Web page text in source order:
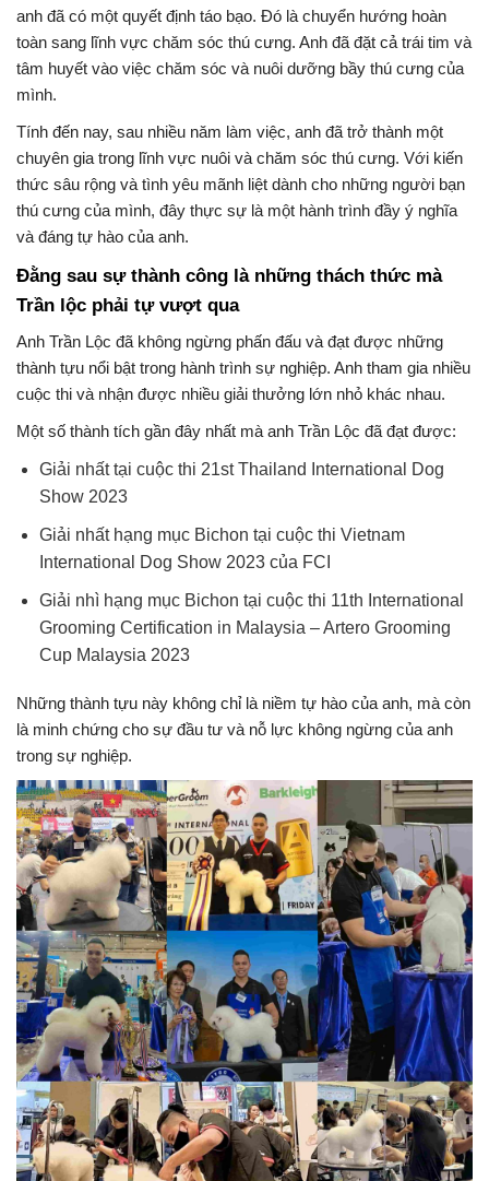
anh đã có một quyết định táo bạo. Đó là chuyển hướng hoàn
toàn sang lĩnh vực chăm sóc thú cưng. Anh đã đặt cả trái tim và
tâm huyết vào việc chăm sóc và nuôi dưỡng bầy thú cưng của
mình.
Tính đến nay, sau nhiều năm làm việc, anh đã trở thành một
chuyên gia trong lĩnh vực nuôi và chăm sóc thú cưng. Với kiến
thức sâu rộng và tình yêu mãnh liệt dành cho những người bạn
thú cưng của mình, đây thực sự là một hành trình đầy ý nghĩa
và đáng tự hào của anh.
Đằng sau sự thành công là những thách thức mà
Trần lộc phải tự vượt qua
Anh Trần Lộc đã không ngừng phấn đấu và đạt được những
thành tựu nổi bật trong hành trình sự nghiệp. Anh tham gia nhiều
cuộc thi và nhận được nhiều giải thưởng lớn nhỏ khác nhau.
Một số thành tích gần đây nhất mà anh Trần Lộc đã đạt được:
Giải nhất tại cuộc thi 21st Thailand International Dog
Show 2023
Giải nhất hạng mục Bichon tại cuộc thi Vietnam
International Dog Show 2023 của FCI
Giải nhì hạng mục Bichon tại cuộc thi 11th International
Grooming Certification in Malaysia – Artero Grooming
Cup Malaysia 2023
Những thành tựu này không chỉ là niềm tự hào của anh, mà còn
là minh chứng cho sự đầu tư và nỗ lực không ngừng của anh
trong sự nghiệp.